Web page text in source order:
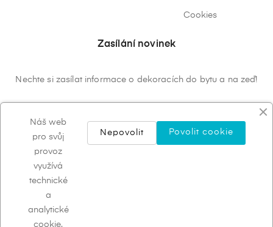
Cookies
Zasílání novinek
Nechte si zasílat informace o dekoracích do bytu a na zeď!
Náš web
pro svůj
provoz
využívá
technické
a
analytické
cookie.
Povolit cookie
Nepovolit